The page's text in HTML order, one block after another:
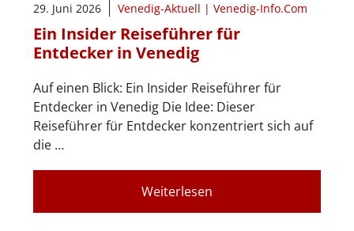
29. Juni 2026 Venedig-Aktuell | Venedig-Info.Com
Ein Insider Reiseführer für
Entdecker in Venedig
Auf einen Blick: Ein Insider Reiseführer für
Entdecker in Venedig Die Idee: Dieser
Reiseführer für Entdecker konzentriert sich auf
die …
Weiterlesen